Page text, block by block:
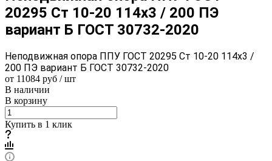
20295 Ст 10-20 114x3 / 200 ПЭ
вариант Б ГОСТ 30732-2020
Неподвижная опора ППУ ГОСТ 20295 Ст 10-20 114x3 /
200 ПЭ вариант Б ГОСТ 30732-2020
от 11084 руб / шт
В наличии
В корзину
Купить в 1 клик